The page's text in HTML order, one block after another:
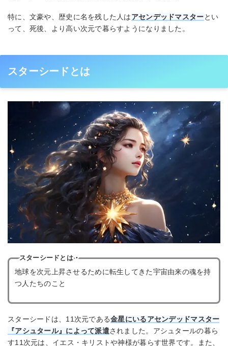
特に、文豪や、歴史に名を残した人はアセンデッドマスターとい
って、死後、より高い次元で暮らすようになりました。
スターシードとは
スターシードとは・
地球を次元上昇させるために転生してきた宇宙由来の魂を持
つ人たちのこと
スターシードは、11次元である金星にいるアセンデッドマスター
『アシュタール』によって派遣されました。アシュタールの暮ら
す11次元は、イエス・キリストや神様が暮らす世界です。また、